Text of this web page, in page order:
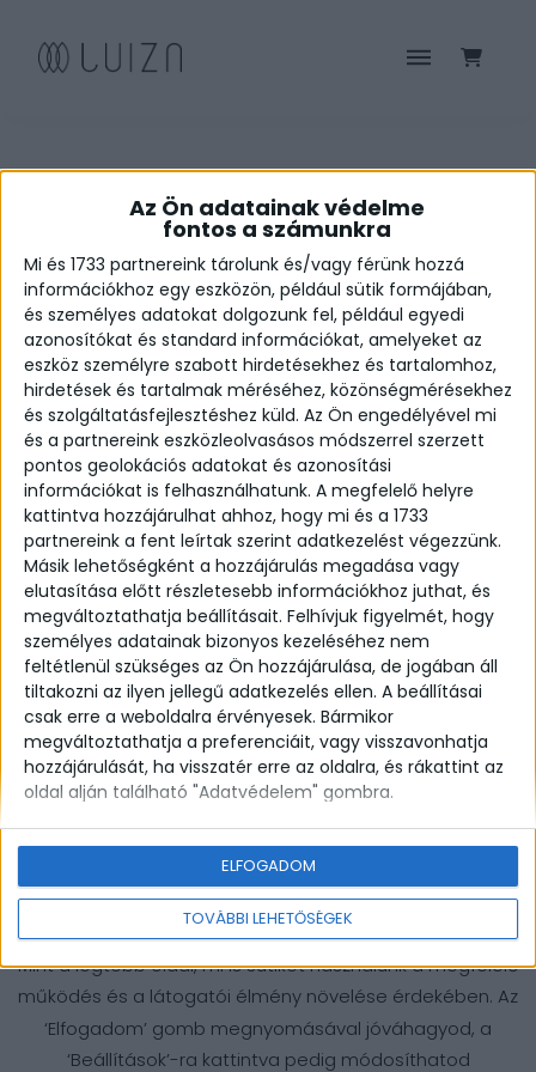
Az Ön adatainak védelme
fontos a számunkra
Mi és 1733 partnereink tárolunk és/vagy férünk hozzá
információkhoz egy eszközön, például sütik formájában,
és személyes adatokat dolgozunk fel, például egyedi
azonosítókat és standard információkat, amelyeket az
eszköz személyre szabott hirdetésekhez és tartalomhoz,
hirdetések és tartalmak méréséhez, közönségmérésekhez
és szolgáltatásfejlesztéshez küld. Az Ön engedélyével mi
és a partnereink eszközleolvasásos módszerrel szerzett
pontos geolokációs adatokat és azonosítási
információkat is felhasználhatunk. A megfelelő helyre
kattintva hozzájárulhat ahhoz, hogy mi és a 1733
partnereink a fent leírtak szerint adatkezelést végezzünk.
Másik lehetőségként a hozzájárulás megadása vagy
elutasítása előtt részletesebb információkhoz juthat, és
megváltoztathatja beállításait. Felhívjuk figyelmét, hogy
személyes adatainak bizonyos kezeléséhez nem
feltétlenül szükséges az Ön hozzájárulása, de jogában áll
tiltakozni az ilyen jellegű adatkezelés ellen. A beállításai
csak erre a weboldalra érvényesek. Bármikor
megváltoztathatja a preferenciáit, vagy visszavonhatja
hozzájárulását, ha visszatér erre az oldalra, és rákattint az
oldal alján található "Adatvédelem" gombra.
TOVÁBBI LEHETŐSÉGEK
ELFOGADOM
HEGYIKRISTÁLY KOLLEKCIÓ
ÁSZF
© Copyright 2020 Luiza Jewels . All rights reserved.
Webfejlesztés by Ethermedia
Mint a legtöbb oldal, mi is sütiket használunk a megfelelő
működés és a látogatói élmény növelése érdekében. Az
‘Elfogadom’ gomb megnyomásával jóváhagyod, a
‘Beállítások’-ra kattintva pedig módosíthatod